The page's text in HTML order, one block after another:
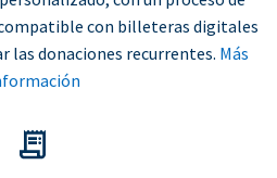
con billeteras digitales
las donaciones recurrentes. Más